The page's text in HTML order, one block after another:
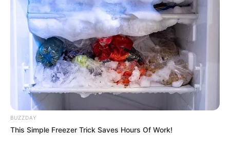
BUZZDAY
This Simple Freezer Trick Saves Hours Of Work!